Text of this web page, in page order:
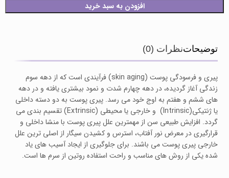
افزودن به سبد خرید
توضیحاتنظرات (0)
پیری و فرسودگی پوست (skin aging) فرآیندی است که از دهه سوم
زندگی آغاز گردیده، در دهه چهارم شدت و نمود بیشتری یافته و در دهه
های ششم و هفتم به اوج خود می رسد. پیری پوست به دو دسته داخلی
یا ژنتیکی(Intrinsic) و خارجی یا محیطی (Extrinsic) تقسیم بندی می
گردد. افزایش طبیعی سن از مهمترین علل پیری پوست با منشا داخلی و
قرارگیری در معرض نور آفتاب، استرس و کشیدن سیگار از اصلی ترین علل
خارجی پیری پوست می باشند. برای جلوگیری از ایجاد آسیب های یاد
شده یکی از روش های مناسب و راحت استفاده روتین از سرم ها است.